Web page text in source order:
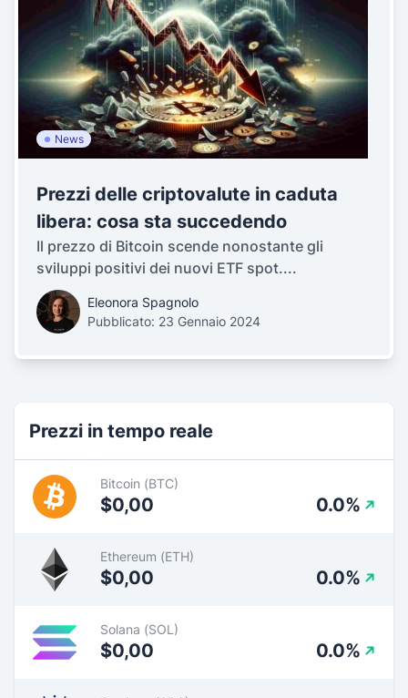
News
Prezzi delle criptovalute in caduta
libera: cosa sta succedendo
Il prezzo di Bitcoin scende nonostante gli
sviluppi positivi dei nuovi ETF spot....
Eleonora Spagnolo
Pubblicato: 23 Gennaio 2024
Prezzi in tempo reale
Bitcoin (BTC)
$0,00 0.0%
Ethereum (ETH)
$0,00 0.0%
Solana (SOL)
$0,00 0.0%